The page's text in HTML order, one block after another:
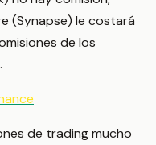
(Synapse) le costará
de los
de trading mucho